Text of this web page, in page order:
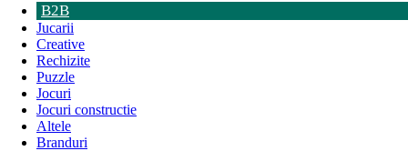
B2B
Jucarii
Creative
Rechizite
Puzzle
Jocuri
Jocuri constructie
Altele
Branduri